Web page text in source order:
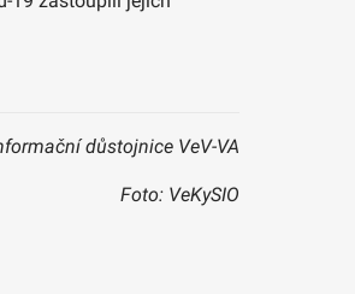
důstojnice VeV-VA
Foto: VeKySIO